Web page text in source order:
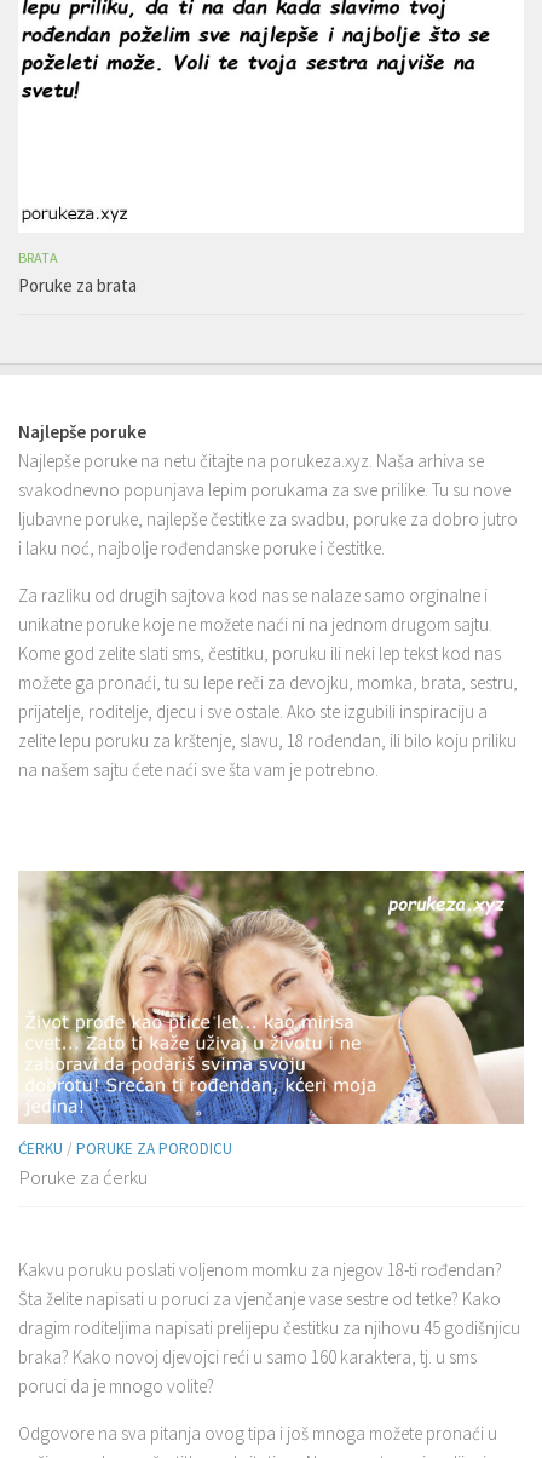
BRATA
Poruke za brata
Najlepše poruke
Najlepše poruke na netu čitajte na porukeza.xyz. Naša arhiva se
svakodnevno popunjava lepim porukama za sve prilike. Tu su nove
ljubavne poruke, najlepše čestitke za svadbu, poruke za dobro jutro
i laku noć, najbolje rođendanske poruke i čestitke.
Za razliku od drugih sajtova kod nas se nalaze samo orginalne i
unikatne poruke koje ne možete naći ni na jednom drugom sajtu.
Kome god zelite slati sms, čestitku, poruku ili neki lep tekst kod nas
možete ga pronaći, tu su lepe reči za devojku, momka, brata, sestru,
prijatelje, roditelje, djecu i sve ostale. Ako ste izgubili inspiraciju a
zelite lepu poruku za krštenje, slavu, 18 rođendan, ili bilo koju priliku
na našem sajtu ćete naći sve šta vam je potrebno.
ĆERKU / PORUKE ZA PORODICU
Poruke za ćerku
Kakvu poruku poslati voljenom momku za njegov 18-ti rođendan?
Šta želite napisati u poruci za vjenčanje vase sestre od tetke? Kako
dragim roditeljima napisati prelijepu čestitku za njihovu 45 godišnjicu
braka? Kako novoj djevojci reći u samo 160 karaktera, tj. u sms
poruci da je mnogo volite?
Odgovore na sva pitanja ovog tipa i još mnoga možete pronaći u